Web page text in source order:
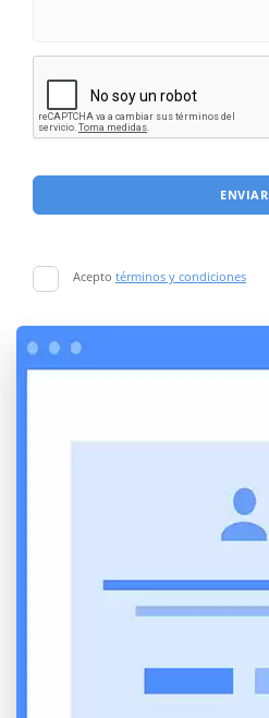
ENVIAR
Acepto términos y condiciones